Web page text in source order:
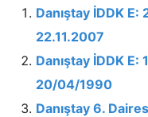
Danıştay İDDK
22.11.2007
Danıştay İDDK
20/04/1990
Danıştay 6.